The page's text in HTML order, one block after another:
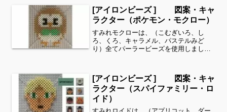
サイドバーのカテゴリー欄より、花・虫
などシリーズ別に図案...
[アイロンビーズ ] 図案・キャ
ラクター（ポケモン・モクロー）
すみれモクローは、（こむぎいろ、し
ろ、くろ、キャラメル、パステルみど
り）全てパーラービーズを使用しました
ことができます！お時間がありました
ら、他の図案もぜひ覗いてみてくだ...
[アイロンビーズ ] 図案・キャ
ラクター（スパイファミリー・ロ
イド）